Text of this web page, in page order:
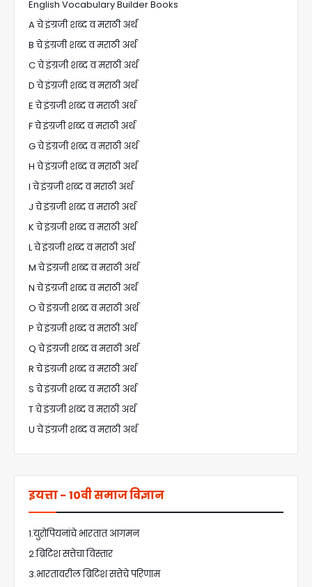
English Vocabulary Builder Books
A चे इंग्रजी शब्द व मराठी अर्थ
B चे इंग्रजी शब्द व मराठी अर्थ
C चे इंग्रजी शब्द व मराठी अर्थ
D चे इंग्रजी शब्द व मराठी अर्थ
E चे इंग्रजी शब्द व मराठी अर्थ
F चे इंग्रजी शब्द व मराठी अर्थ
G चे इंग्रजी शब्द व मराठी अर्थ
H चे इंग्रजी शब्द व मराठी अर्थ
I चे इंग्रजी शब्द व मराठी अर्थ
J चे इंग्रजी शब्द व मराठी अर्थ
K चे इंग्रजी शब्द व मराठी अर्थ
L चे इंग्रजी शब्द व मराठी अर्थ
M चे इंग्रजी शब्द व मराठी अर्थ
N चे इंग्रजी शब्द व मराठी अर्थ
O चे इंग्रजी शब्द व मराठी अर्थ
P चे इंग्रजी शब्द व मराठी अर्थ
Q चे इंग्रजी शब्द व मराठी अर्थ
R चे इंग्रजी शब्द व मराठी अर्थ
S चे इंग्रजी शब्द व मराठी अर्थ
T चे इंग्रजी शब्द व मराठी अर्थ
U चे इंग्रजी शब्द व मराठी अर्थ
इयत्ता - 10वी समाज विज्ञान
1.युरोपियनांचे भारतात आगमन
2.ब्रिटिश सत्तेचा विस्तार
3.भारतावरील ब्रिटिश सत्तेचे परिणाम